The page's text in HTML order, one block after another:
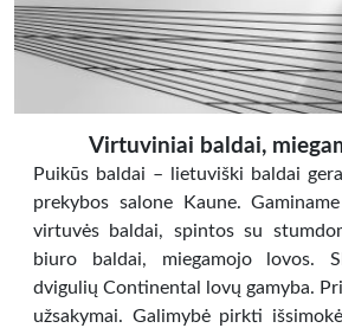
Virtuviniai baldai,
Puikūs baldai – lietuviški baldai
prekybos salone Kaune.
virtuvės baldai, spintos su
biuro baldai, miegamojo lovos.
dvigulių Continental lovų gamyba.
užsakymai. Galimybė pirkti